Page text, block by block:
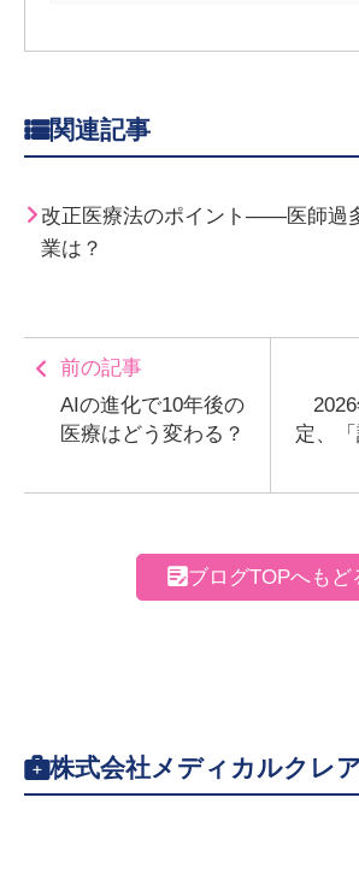
関連記事
改正医療法のポイント――医師過
業は？
前の記事
AIの進化で10年後の
医療はどう変わる？
定、
ブログTOPへもど
株式会社メディカルクレ